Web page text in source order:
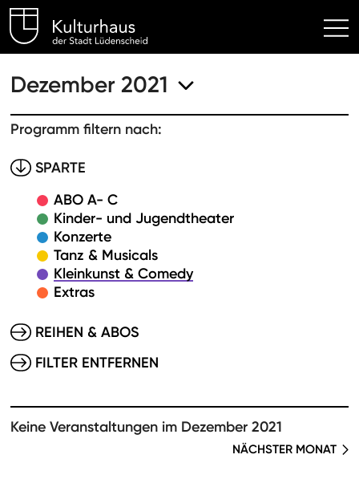
Kulturhaus Lüdenscheid
Dezember 2021
Programm filtern nach:
SPARTE
ABO A- C
Kinder- und Jugendtheater
Konzerte
Tanz & Musicals
Kleinkunst & Comedy
Extras
REIHEN & ABOS
FILTER ENTFERNEN
Keine Veranstaltungen im Dezember 2021
NÄCHSTER MONAT